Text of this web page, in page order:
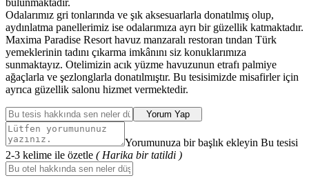
Odalarımız gri tonlarında ve şık aksesuarlarla donatılmış olup,
aydınlatma panellerimiz ise odalarımıza ayrı bir güzellik katmaktadır.
Maxima Paradise Resort havuz manzaralı restoran tından Türk
yemeklerinin tadını çıkarma imkânını siz konuklarımıza
sunmaktayız. Otelimizin acık yüzme havuzunun etrafı palmiye
ağaçlarla ve şezlonglarla donatılmıştır. Bu tesisimizde misafirler için
ayrıca güzellik salonu hizmet vermektedir.
Yorum Yap
Yorumunuza bir başlık ekleyin Bu tesisi
2-3 kelime ile özetle ( Harika bir tatildi )